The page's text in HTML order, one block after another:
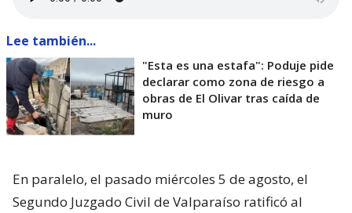
Lee también...
"Esta es una estafa": Poduje pide
declarar como zona de riesgo a
obras de El Olivar tras caída de
muro
En paralelo, el pasado miércoles 5 de agosto, el
Segundo Juzgado Civil de Valparaíso ratificó al